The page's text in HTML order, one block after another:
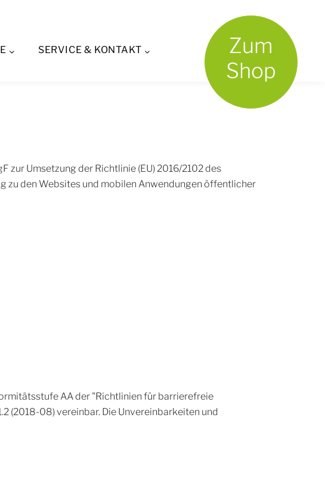
SERVICE & KONTAKT
Zum
Shop
zur Umsetzung der Richtlinie (EU) 2016/2102 des
zu den Websites und mobilen Anwendungen öffentlicher
AA der "Richtlinien für barrierefreie
(2018-08) vereinbar. Die Unvereinbarkeiten und